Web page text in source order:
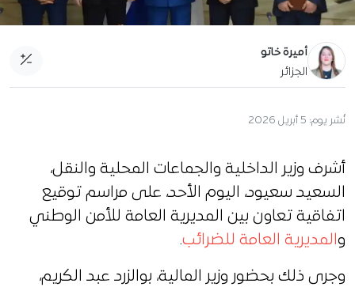
أميرة خاتو
الجزائر
نُشر يوم: 5 أبريل 2026
أشرف وزير الداخلية والجماعات المحلية والنقل،
السعيد سعيود، اليوم الأحد، على مراسم توقيع
اتفاقية تعاون بين المديرية العامة للأمن الوطني
والمديرية العامة للضرائب.
وجرى ذلك بحضور وزير المالية، بوالزرد عبد الكريم،